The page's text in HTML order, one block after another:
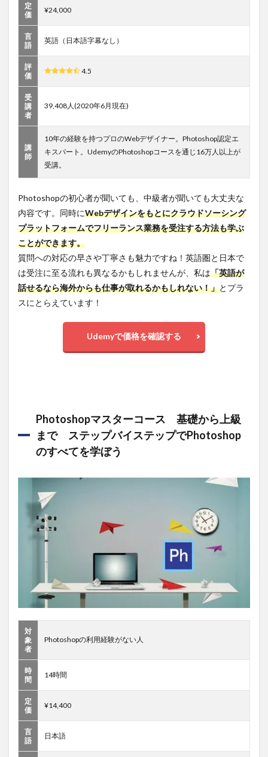
定
価
¥24,000
言
語
英語（日本語字幕なし）
評
価
4.5
受
講
者
39,408人(2020年6月現在)
講
師
10年の経験を持つプロのWebデザイナー。Photoshop認定エ
キスパート。UdemyのPhotoshopコースを通じ16万人以上が
受講。
Photoshopの初心者が聞いても、中級者が聞いても大丈夫な
内容です。同時にWebデザインをもとにクラウドソーシング
プラットフォームでフリーランス業務を受注する方法も学ぶ
ことができます。
質問への対応の早さや丁寧さも魅力ですね！英語圏と日本で
は受注に至る流れも異なるかもしれませんが、私は「英語が
話せるなら海外からも仕事が取れるかもしれない！」とプラ
スにとらえています！
Udemyで価格を確認する
Photoshopマスターコース 基礎から上級
まで ステップバイステップでPhotoshop
のすべてを学ぼう
対
象
者
Photoshopの利用経験がない人
時
間
14時間
定
価
¥14,400
言
語
日本語